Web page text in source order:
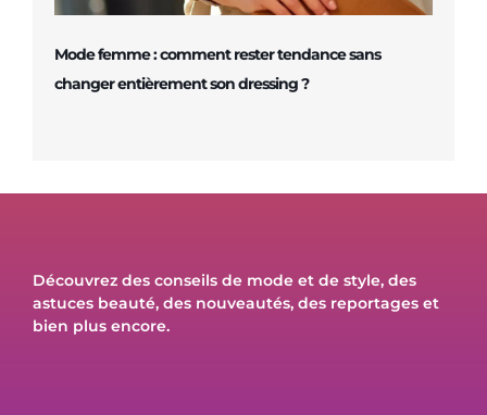
Mode femme : comment rester tendance sans
changer entièrement son dressing ?
Découvrez des conseils de mode et de style, des
astuces beauté, des nouveautés, des reportages et
bien plus encore.